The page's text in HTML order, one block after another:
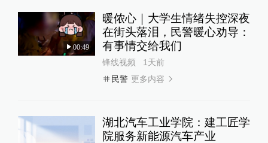
00:49
暖侬心｜大学生情绪失控深夜
在街头落泪，民警暖心劝导：
有事情交给我们
锋线视频
1天前
民警 更多内容
湖北汽车工业学院：建工匠学
院服务新能源汽车产业